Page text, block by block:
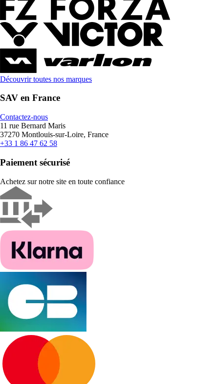
Découvrir toutes nos marques
SAV en France
Contactez-nous
11 rue Bernard Maris
37270 Montlouis-sur-Loire, France
+33 1 86 47 62 58
Paiement sécurisé
Achetez sur notre site en toute confiance